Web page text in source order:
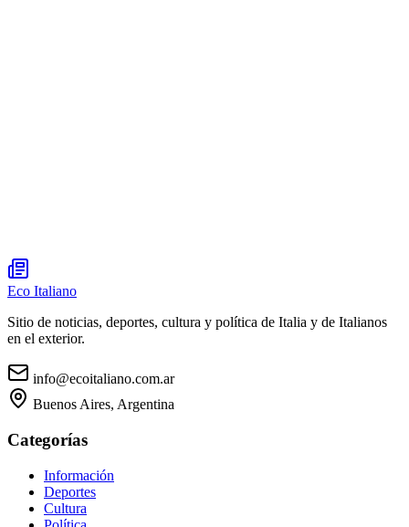
Eco Italiano
Sitio de noticias, deportes, cultura y política de Italia y de Italianos
en el exterior.
info@ecoitaliano.com.ar
Buenos Aires, Argentina
Categorías
Información
Deportes
Cultura